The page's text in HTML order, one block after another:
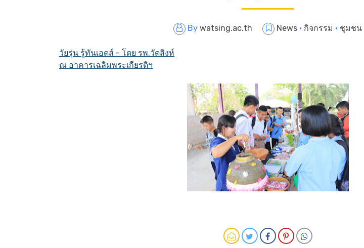
By watsing.ac.th News · กิจกรรม · ชุมชน
วัยรุ่น รู้ทันเอดส์ - โดย รพ.วัดสิงห์
ณ อาคารเฉลิมพระเกียรติฯ